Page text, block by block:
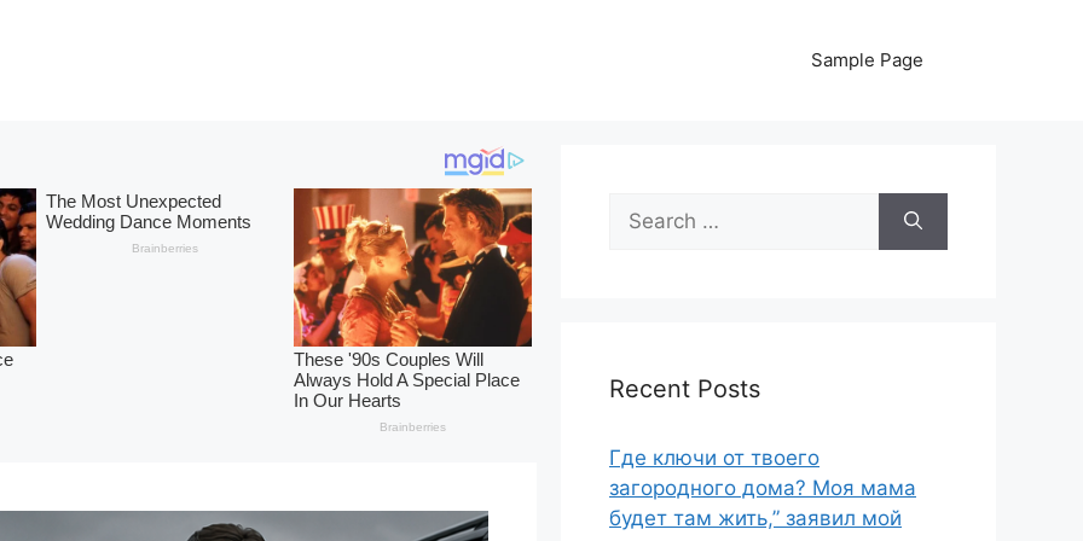
Sample Page
Search
for:
Recent Posts
Где ключи от твоего
загородного дома? Моя мама
будет там жить,” заявил мой